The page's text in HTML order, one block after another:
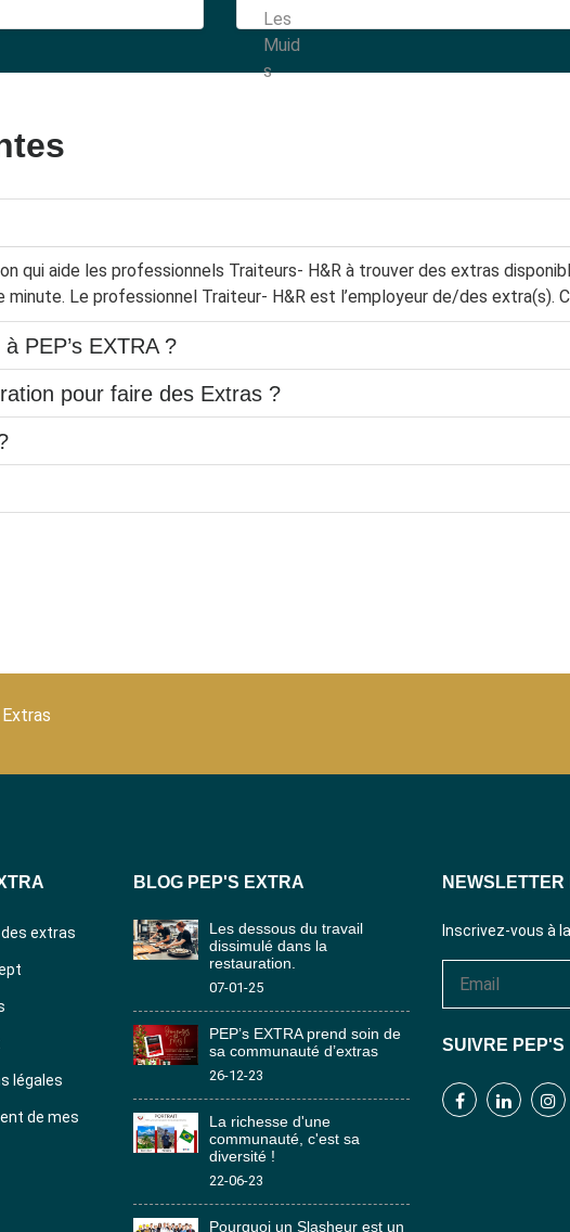
qui aide les professionnels Traiteurs- H&R à trouver des extras
Le professionnel Traiteur- H&R est l’employeur de/des extra(s).
PEP’s EXTRA ?
pour faire des Extras ?
extras
légales
de mes
BLOG PEP'S EXTRA
Les dessous du travail
dissimulé dans la
restauration.
07-01-25
PEP’s EXTRA prend soin de
sa communauté d’extras
26-12-23
La richesse d'une
communauté, c'est sa
diversité !
22-06-23
Pourquoi un Slasheur est un
NEWSLETTER
Inscrivez-vous à
SUIVRE PEP'S